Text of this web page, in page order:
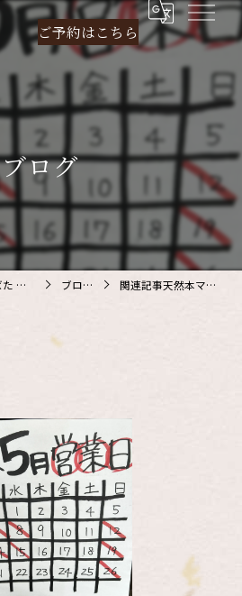
ご予約はこちら
ブログ
奈良市の居酒屋なら炉ばた 魚源 ブログ 関連記事天然本マグ…